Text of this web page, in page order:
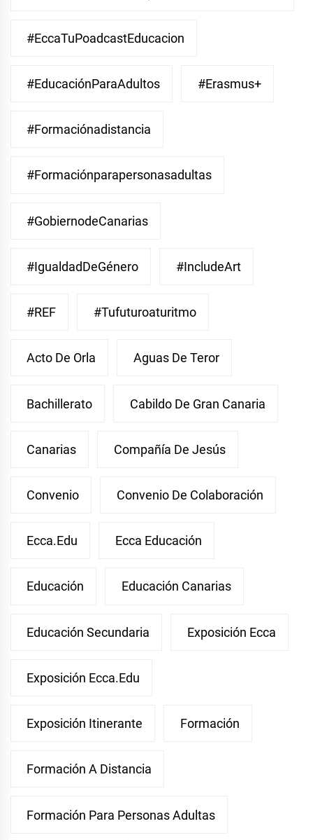
#EccaTuPoadcastEducacion
#EducaciónParaAdultos #Erasmus+
#Formaciónadistancia
#Formaciónparapersonasadultas
#GobiernodeCanarias
#IgualdadDeGénero #IncludeArt
#REF #Tufuturoaturitmo
Acto De Orla Aguas De Teror
Bachillerato Cabildo De Gran Canaria
Canarias Compañía De Jesús
Convenio Convenio De Colaboración
Ecca.edu Ecca Educación
Educación Educación Canarias
Educación Secundaria Exposición Ecca
Exposición Ecca.edu
Exposición Itinerante Formación
Formación A Distancia
Formación Para Personas Adultas